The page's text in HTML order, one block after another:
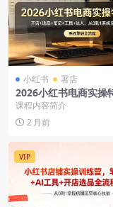
小红书 署店
2026小红书电商实操
开店选品笔记创作工具
人运营全链路
课程内容简介
2 月前
VIP